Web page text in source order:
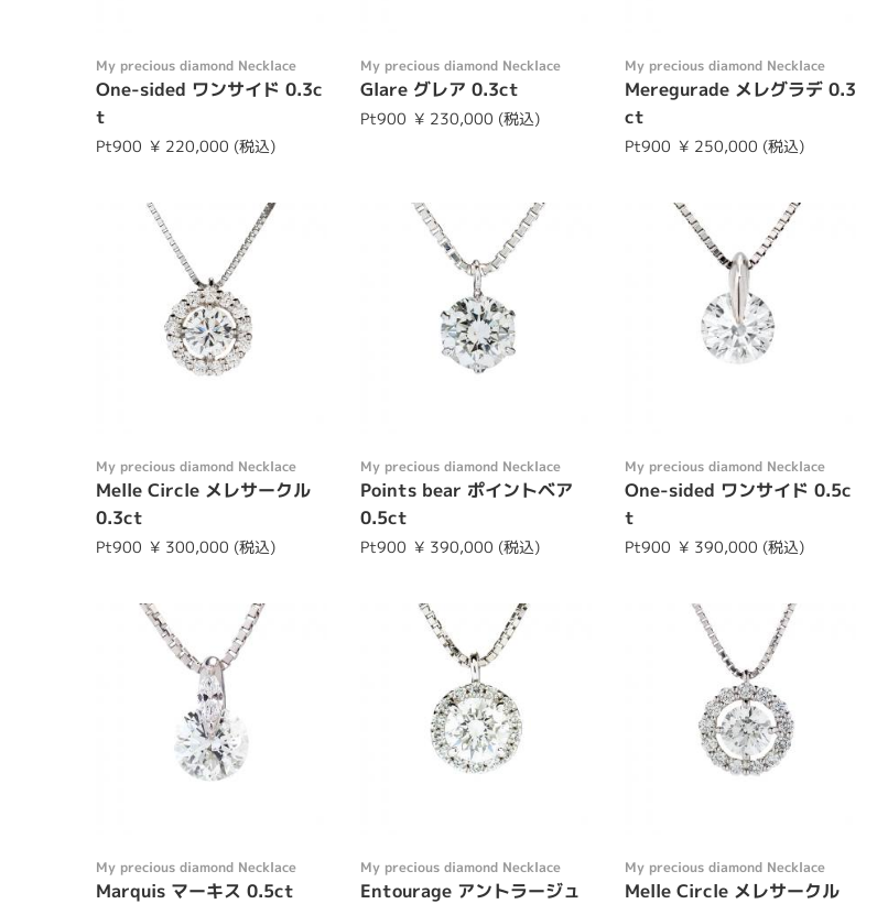
My precious diamond Necklace
One-sided ワンサイド 0.3c
t
Pt900 ¥ 220,000 (税込)
My precious diamond Necklace
Glare グレア 0.3ct
Pt900 ¥ 230,000 (税込)
My precious diamond Necklace
Meregurade メレグラデ 0.3
ct
Pt900 ¥ 250,000 (税込)
My precious diamond Necklace
Melle Circle メレサークル
0.3ct
Pt900 ¥ 300,000 (税込)
My precious diamond Necklace
Points bear ポイントベア
0.5ct
Pt900 ¥ 390,000 (税込)
My precious diamond Necklace
One-sided ワンサイド 0.5c
t
Pt900 ¥ 390,000 (税込)
My precious diamond Necklace
Marquis マーキス 0.5ct
My precious diamond Necklace
Entourage アントラージュ
My precious diamond Necklace
Melle Circle メレサークル